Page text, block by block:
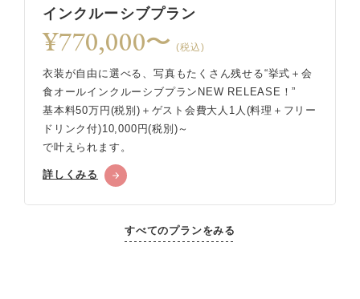
インクルーシブプラン
¥770,000〜 (税込)
衣装が自由に選べる、写真もたくさん残せる“挙式＋会
食オールインクルーシブプランNEW RELEASE！”
基本料50万円(税別)＋ゲスト会費大人1人(料理＋フリー
ドリンク付)10,000円(税別)～
で叶えられます。
詳しくみる
すべてのプランをみる